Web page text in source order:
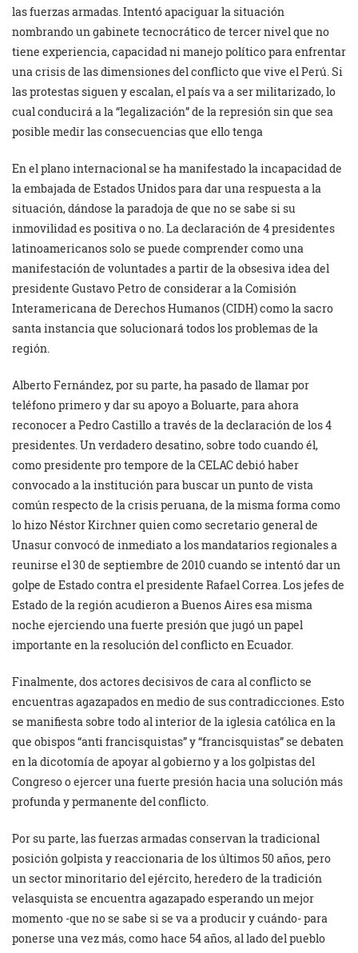
las fuerzas armadas. Intentó apaciguar la situación
nombrando un gabinete tecnocrático de tercer nivel que no
tiene experiencia, capacidad ni manejo político para enfrentar
una crisis de las dimensiones del conflicto que vive el Perú. Si
las protestas siguen y escalan, el país va a ser militarizado, lo
cual conducirá a la “legalización” de la represión sin que sea
posible medir las consecuencias que ello tenga
En el plano internacional se ha manifestado la incapacidad de
la embajada de Estados Unidos para dar una respuesta a la
situación, dándose la paradoja de que no se sabe si su
inmovilidad es positiva o no. La declaración de 4 presidentes
latinoamericanos solo se puede comprender como una
manifestación de voluntades a partir de la obsesiva idea del
presidente Gustavo Petro de considerar a la Comisión
Interamericana de Derechos Humanos (CIDH) como la sacro
santa instancia que solucionará todos los problemas de la
región.
Alberto Fernández, por su parte, ha pasado de llamar por
teléfono primero y dar su apoyo a Boluarte, para ahora
reconocer a Pedro Castillo a través de la declaración de los 4
presidentes. Un verdadero desatino, sobre todo cuando él,
como presidente pro tempore de la CELAC debió haber
convocado a la institución para buscar un punto de vista
común respecto de la crisis peruana, de la misma forma como
lo hizo Néstor Kirchner quien como secretario general de
Unasur convocó de inmediato a los mandatarios regionales a
reunirse el 30 de septiembre de 2010 cuando se intentó dar un
golpe de Estado contra el presidente Rafael Correa. Los jefes de
Estado de la región acudieron a Buenos Aires esa misma
noche ejerciendo una fuerte presión que jugó un papel
importante en la resolución del conflicto en Ecuador.
Finalmente, dos actores decisivos de cara al conflicto se
encuentras agazapados en medio de sus contradicciones. Esto
se manifiesta sobre todo al interior de la iglesia católica en la
que obispos “anti francisquistas” y “francisquistas” se debaten
en la dicotomía de apoyar al gobierno y a los golpistas del
Congreso o ejercer una fuerte presión hacia una solución más
profunda y permanente del conflicto.
Por su parte, las fuerzas armadas conservan la tradicional
posición golpista y reaccionaria de los últimos 50 años, pero
un sector minoritario del ejército, heredero de la tradición
velasquista se encuentra agazapado esperando un mejor
momento -que no se sabe si se va a producir y cuándo- para
ponerse una vez más, como hace 54 años, al lado del pueblo